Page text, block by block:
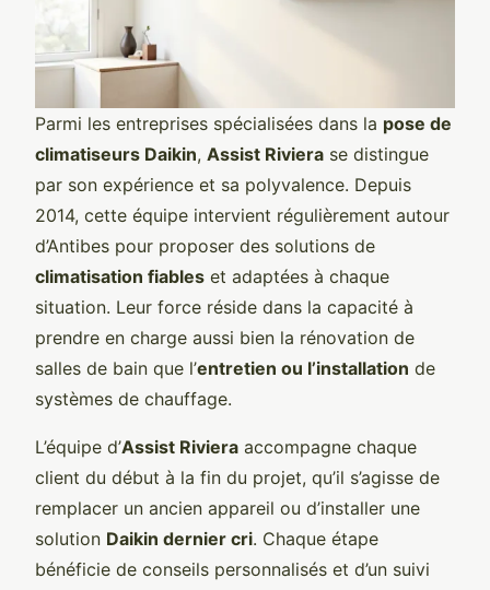
Parmi les entreprises spécialisées dans la pose de
climatiseurs Daikin, Assist Riviera se distingue
par son expérience et sa polyvalence. Depuis
2014, cette équipe intervient régulièrement autour
d’Antibes pour proposer des solutions de
climatisation fiables et adaptées à chaque
situation. Leur force réside dans la capacité à
prendre en charge aussi bien la rénovation de
salles de bain que l’entretien ou l’installation de
systèmes de chauffage.
L’équipe d’Assist Riviera accompagne chaque
client du début à la fin du projet, qu’il s’agisse de
remplacer un ancien appareil ou d’installer une
solution Daikin dernier cri. Chaque étape
bénéficie de conseils personnalisés et d’un suivi